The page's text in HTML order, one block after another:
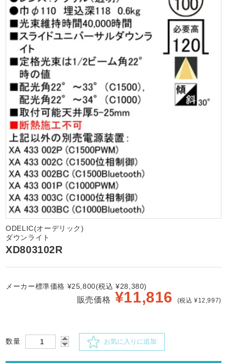
ODELIC(オーデリック)
ダウンライト
XD803102R
メーカー標準価格 ¥25,800(税込 ¥28,380)
販売価格 ¥11,816 (税込 ¥12,997)
数量 お気に入りに追加